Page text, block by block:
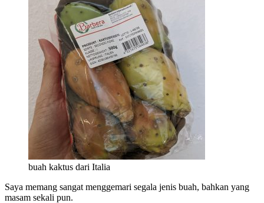
buah kaktus dari Italia
Saya memang sangat menggemari segala jenis buah, bahkan yang
masam sekali pun.